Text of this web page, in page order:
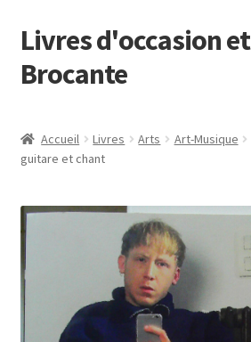
Aller
à
la
Aller
au
contenu
Livres d'occasion et
Brocante
Accueil Livres Arts Art-Musique
guitare et chant